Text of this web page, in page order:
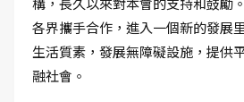
各界攜手合作，進入一個新的發展
生活質素，發展無障礙設施，提供
融社會。